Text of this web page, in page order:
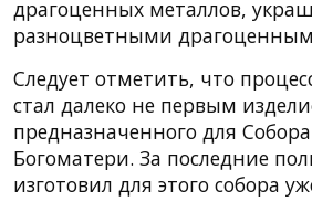
драгоценных металлов,
разноцветными
Следует отметить, что
стал далеко не первым
предназначенного для
Богоматери. За последние
изготовил для этого собора